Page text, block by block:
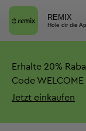
REMIX
Hole dir die
Erhalte 20%
Code WELCOME
Jetzt einkaufen